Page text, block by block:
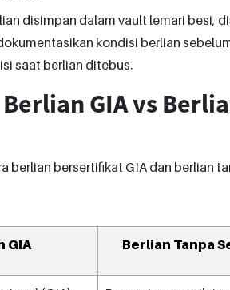
disimpan dalam vault lemari besi,
kondisi berlian
saat berlian ditebus.
GIA vs
berlian bersertifikat GIA dan berlian
GIA Berlian Tanpa